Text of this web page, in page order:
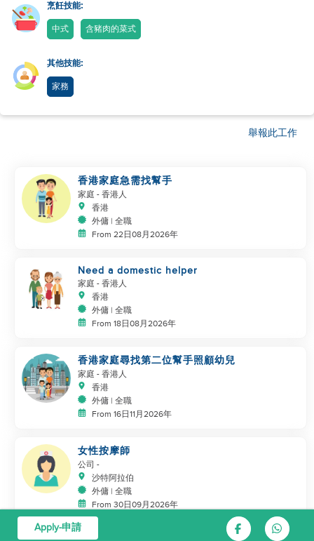
烹飪技能:
中式 含豬肉的菜式
其他技能:
家務
舉報此工作
香港家庭急需找幫手
家庭 - 香港人
香港
外傭 | 全職
From 22日08月2026年
Need a domestic helper
家庭 - 香港人
香港
外傭 | 全職
From 18日08月2026年
香港家庭尋找第二位幫手照顧幼兒
家庭 - 香港人
香港
外傭 | 全職
From 16日11月2026年
女性按摩師
公司 -
沙特阿拉伯
外傭 | 全職
From 30日09月2026年
Apply-申請